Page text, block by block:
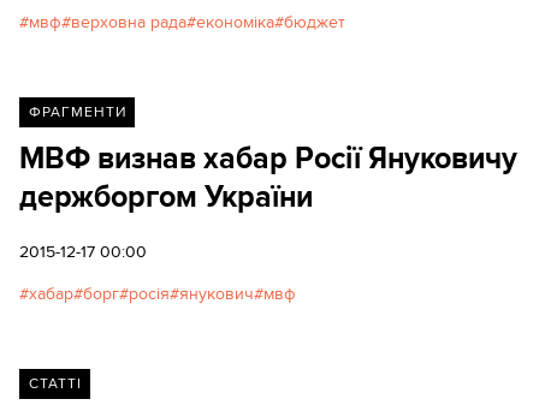
мвф верховна рада економіка бюджет
ФРАГМЕНТИ
МВФ визнав хабар Росії Януковичу
держборгом України
2015-12-17 00:00
хабар борг росія янукович мвф
СТАТТІ